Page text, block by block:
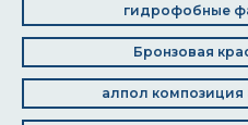
гидрофобные
Бронзовая
алпол композиция